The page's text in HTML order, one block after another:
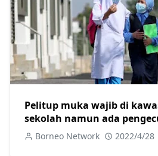
Pelitup muka wajib di
sekolah namun ada
Borneo Network 2022/4/28